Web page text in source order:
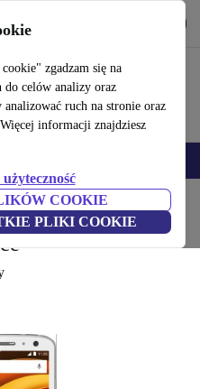
zgadzam się na
do celów analizy oraz
ruch na stronie oraz
informacji znajdziesz
COOKIE
PLIKI COOKIE
Telefony Motorola